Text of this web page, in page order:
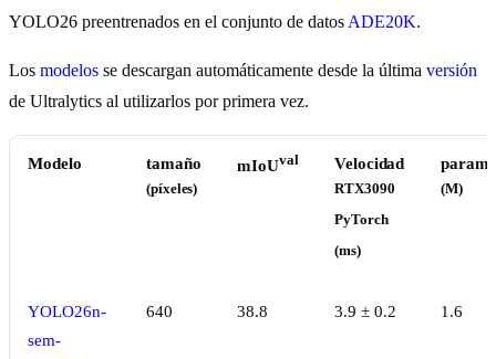
YOLO26 preentrenados en el conjunto de datos ADE20K.
Los modelos se descargan automáticamente desde la última versión
de Ultralytics al utilizarlos por primera vez.
Modelo tamaño
(píxeles)
mIoUval Velocidad
RTX3090
PyTorch
(ms)
params
(M)
YOLO26n-
sem-
640 38.8 3.9 ± 0.2 1.6